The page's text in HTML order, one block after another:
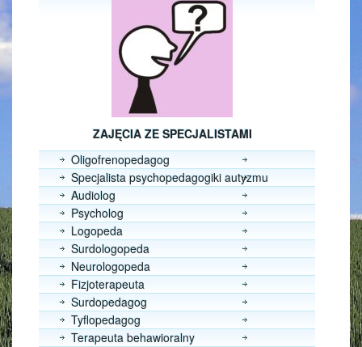
ZAJĘCIA ZE SPECJALISTAMI
Oligofrenopedagog
Specjalista psychopedagogiki autyzmu
Audiolog
Psycholog
Logopeda
Surdologopeda
Neurologopeda
Fizjoterapeuta
Surdopedagog
Tyflopedagog
Terapeuta behawioralny